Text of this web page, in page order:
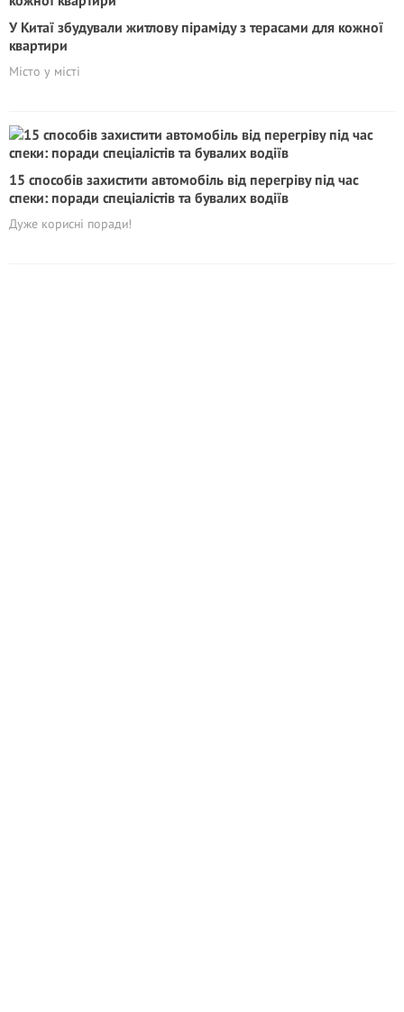
У Китаї збудували житлову піраміду з терасами для кожної
квартири
Місто у місті
15 способів захистити автомобіль від перегріву під час
спеки: поради спеціалістів та бувалих водіїв
Дуже корисні поради!